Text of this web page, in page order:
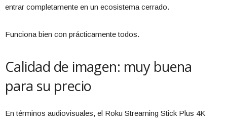
entrar completamente en un ecosistema cerrado.
Funciona bien con prácticamente todos.
Calidad de imagen: muy buena
para su precio
En términos audiovisuales, el Roku Streaming Stick Plus 4K